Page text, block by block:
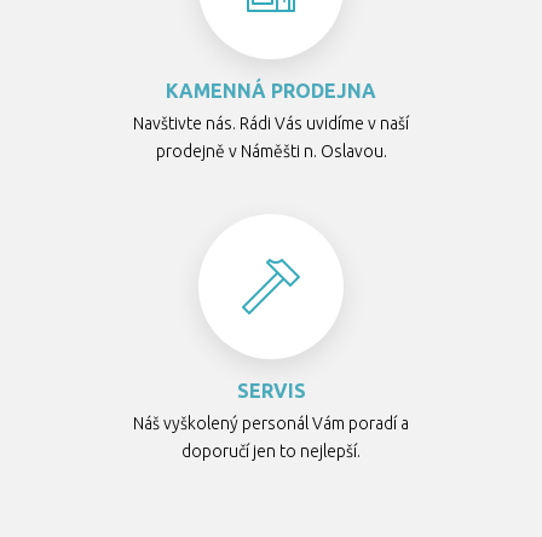
KAMENNÁ PRODEJNA
Navštivte nás. Rádi Vás uvidíme v naší
prodejně v Náměšti n. Oslavou.
SERVIS
Náš vyškolený personál Vám poradí a
doporučí jen to nejlepší.